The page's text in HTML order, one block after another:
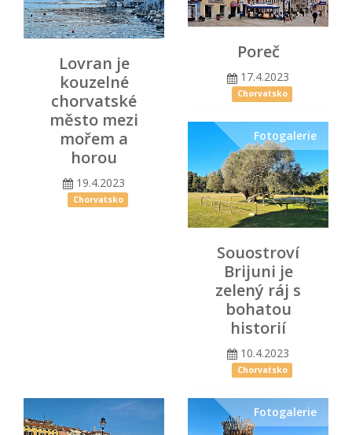
Lovran je
kouzelné
chorvatské
město mezi
mořem a
horou
19.4.2023
Chorvatsko
Poreč
17.4.2023
Chorvatsko
Fotogalerie
Souostroví
Brijuni je
zelený ráj s
bohatou
historií
10.4.2023
Chorvatsko
Fotogalerie